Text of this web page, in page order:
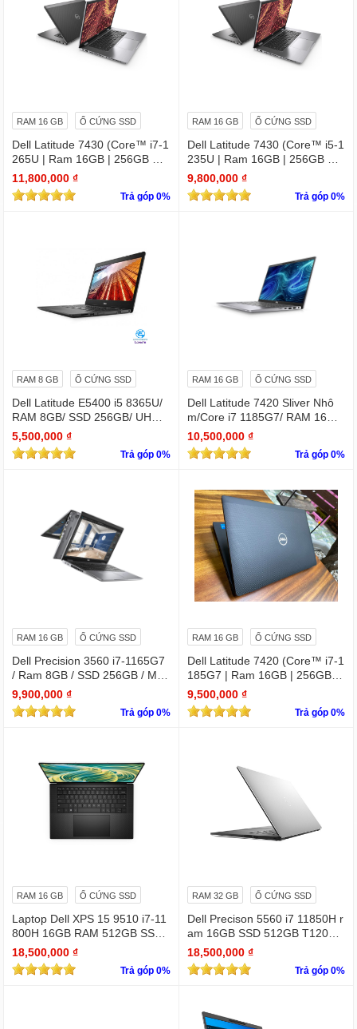
RAM 16 GB Ổ CỨNG SSD
Dell Latitude 7430 (Core™ i7-1
265U | Ram 16GB | 256GB SS
D | 14.0inch FHD)
11,800,000 ₫
Trả góp 0%
RAM 16 GB Ổ CỨNG SSD
Dell Latitude 7430 (Core™ i5-1
235U | Ram 16GB | 256GB SS
D | 14.0inch FHD)
9,800,000 ₫
Trả góp 0%
RAM 8 GB Ổ CỨNG SSD
Dell Latitude E5400 i5 8365U/
RAM 8GB/ SSD 256GB/ UHD
Graphics 620/ 14 INCH FHD
5,500,000 ₫
Trả góp 0%
RAM 16 GB Ổ CỨNG SSD
Dell Latitude 7420 Sliver Nhô
m/Core i7 1185G7/ RAM 16Gb/
SSD Nvme 256Gb/LCD 14' FH
D 1920 x 1080/ Like new / WIN
bản quyền
10,500,000 ₫
Trả góp 0%
RAM 16 GB Ổ CỨNG SSD
Dell Precision 3560 i7-1165G7
/ Ram 8GB / SSD 256GB / Màn
15.6″ IPS Full HD 1920×1080 I
PS / VGA NVIDIA Quadro T500
9,900,000 ₫
Trả góp 0%
RAM 16 GB Ổ CỨNG SSD
Dell Latitude 7420 (Core™ i7-1
185G7 | Ram 16GB | 256GB S
SD | 14.0inch FHD)
9,500,000 ₫
Trả góp 0%
RAM 16 GB Ổ CỨNG SSD
Laptop Dell XPS 15 9510 i7-11
800H 16GB RAM 512GB SSD
RTX 3050 15.6 inches FHD 19
20 X 1080
18,500,000 ₫
Trả góp 0%
RAM 32 GB Ổ CỨNG SSD
Dell Precison 5560 i7 11850H r
am 16GB SSD 512GB T1200 4
GB FHD +
18,500,000 ₫
Trả góp 0%